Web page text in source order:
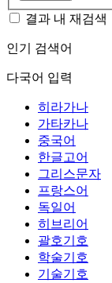
결과 내 재검색
인기 검색어
다국어 입력
히라가나
가타카나
중국어
한글고어
그리스문자
프랑스어
독일어
히브리어
괄호기호
학술기호
기술기호